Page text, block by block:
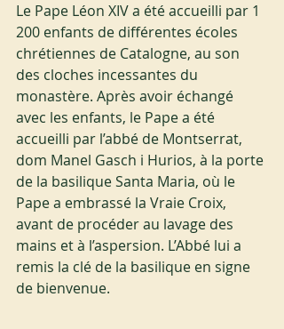
Le Pape Léon XIV a été accueilli par 1
200 enfants de différentes écoles
chrétiennes de Catalogne, au son
des cloches incessantes du
monastère. Après avoir échangé
avec les enfants, le Pape a été
accueilli par l’abbé de Montserrat,
dom Manel Gasch i Hurios, à la porte
de la basilique Santa Maria, où le
Pape a embrassé la Vraie Croix,
avant de procéder au lavage des
mains et à l’aspersion. L’Abbé lui a
remis la clé de la basilique en signe
de bienvenue.